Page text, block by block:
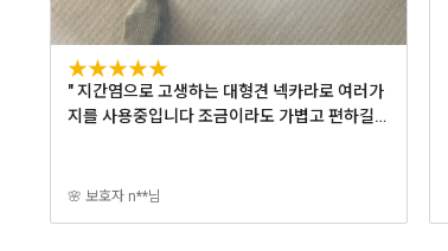
★★★★★
" 지간염으로 고생하는 대형견 넥카라로 여러가
지를 사용중입니다 조금이라도 가볍고 편하길
🌸 보호자 n**님